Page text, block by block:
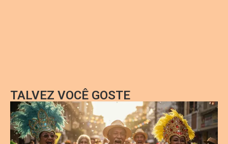
TALVEZ VOCÊ GOSTE